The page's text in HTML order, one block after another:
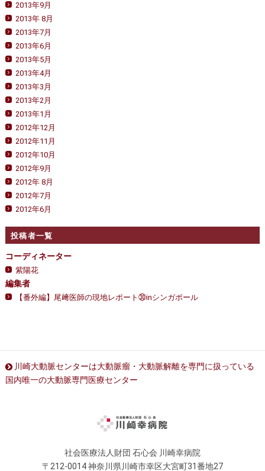
2013年9月
2013年 8月
2013年7月
2013年6月
2013年5月
2013年4月
2013年3月
2013年2月
2013年1月
2012年12月
2012年11月
2012年10月
2012年9月
2012年 8月
2012年7月
2012年6月
投稿者一覧
コーディネーター
紫陽花
編集者
【番外編】尾﨑医師の現地レポート㉚inシンガポール
川崎大動脈センターは大動脈瘤・大動脈解離を専門に扱っている
国内唯一の大動脈専門医療センター
社会医療法人財団 石心会 川崎幸病院
〒212-0014 神奈川県川崎市幸区大宮町31番地27